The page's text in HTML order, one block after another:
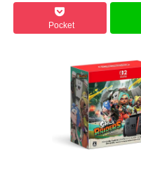
Pocket